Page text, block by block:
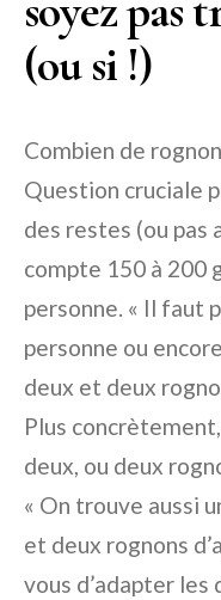
(ou si !)
Combien de
Question cruciale
des restes (ou pas
compte 150 à 200
personne. « Il faut
personne ou
deux et deux
Plus
deux, ou deux
« On trouve aussi
et deux rognons
vous d’adapter